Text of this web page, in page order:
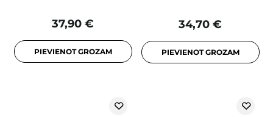
37,90 €
PIEVIENOT GROZAM
34,70 €
PIEVIENOT GROZAM